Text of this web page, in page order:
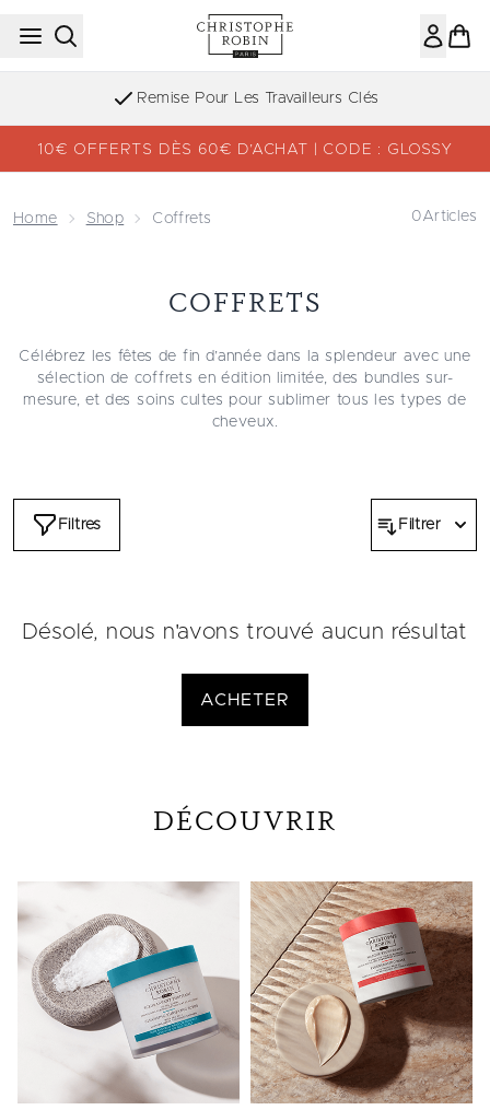
Passer au contenu principal
Remise Pour Les Travailleurs Clés
10€ OFFERTS DÈS 60€ D’ACHAT | CODE : GLOSSY
Home Shop Coffrets 0Articles
COFFRETS
Célébrez les fêtes de fin d’année dans la splendeur avec une
sélection de coffrets en édition limitée, des bundles sur-
mesure, et des soins cultes pour sublimer tous les types de
cheveux.
Filtres Filtrer
Désolé, nous n'avons trouvé aucun résultat
ACHETER
DÉCOUVRIR